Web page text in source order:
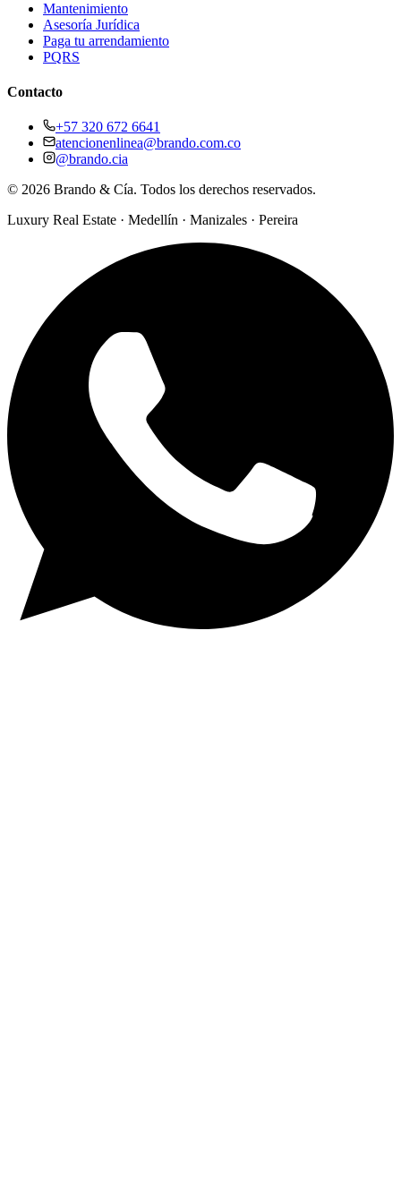
Mantenimiento
Asesoría Jurídica
Paga tu arrendamiento
PQRS
Contacto
+57 320 672 6641
atencionenlinea@brando.com.co
@brando.cia
© 2026 Brando & Cía. Todos los derechos reservados.
Luxury Real Estate · Medellín · Manizales · Pereira